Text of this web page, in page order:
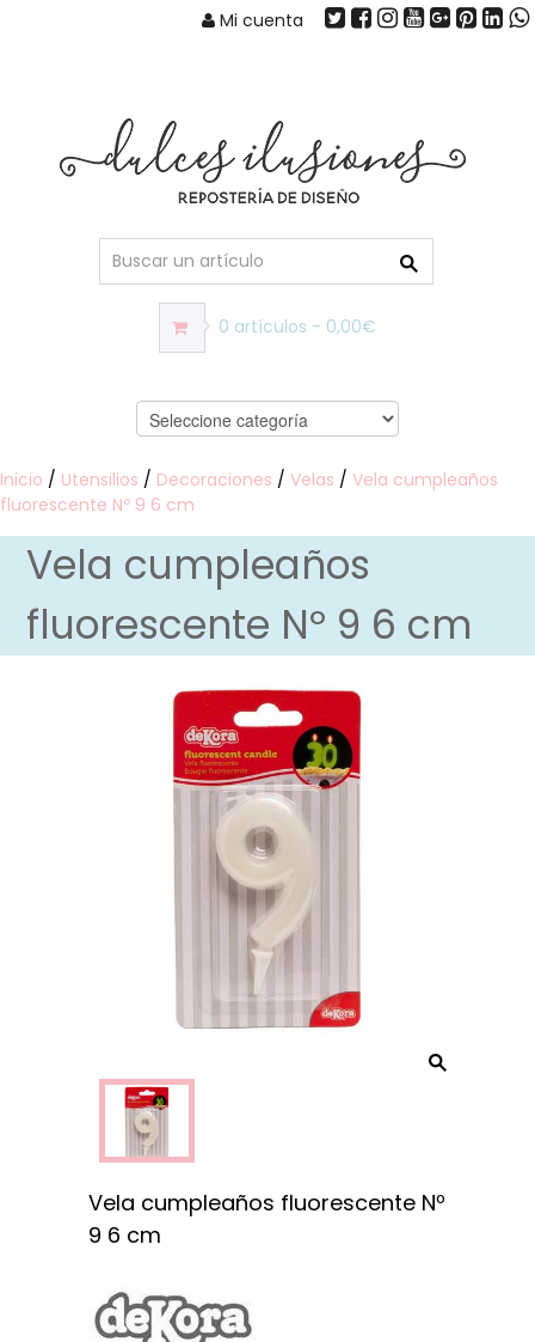
Mi cuenta
0 artículos - 0,00€
Inicio / Utensilios / Decoraciones / Velas / Vela cumpleaños
fluorescente Nº 9 6 cm
Vela cumpleaños
fluorescente Nº 9 6 cm
Vela cumpleaños fluorescente Nº
9 6 cm